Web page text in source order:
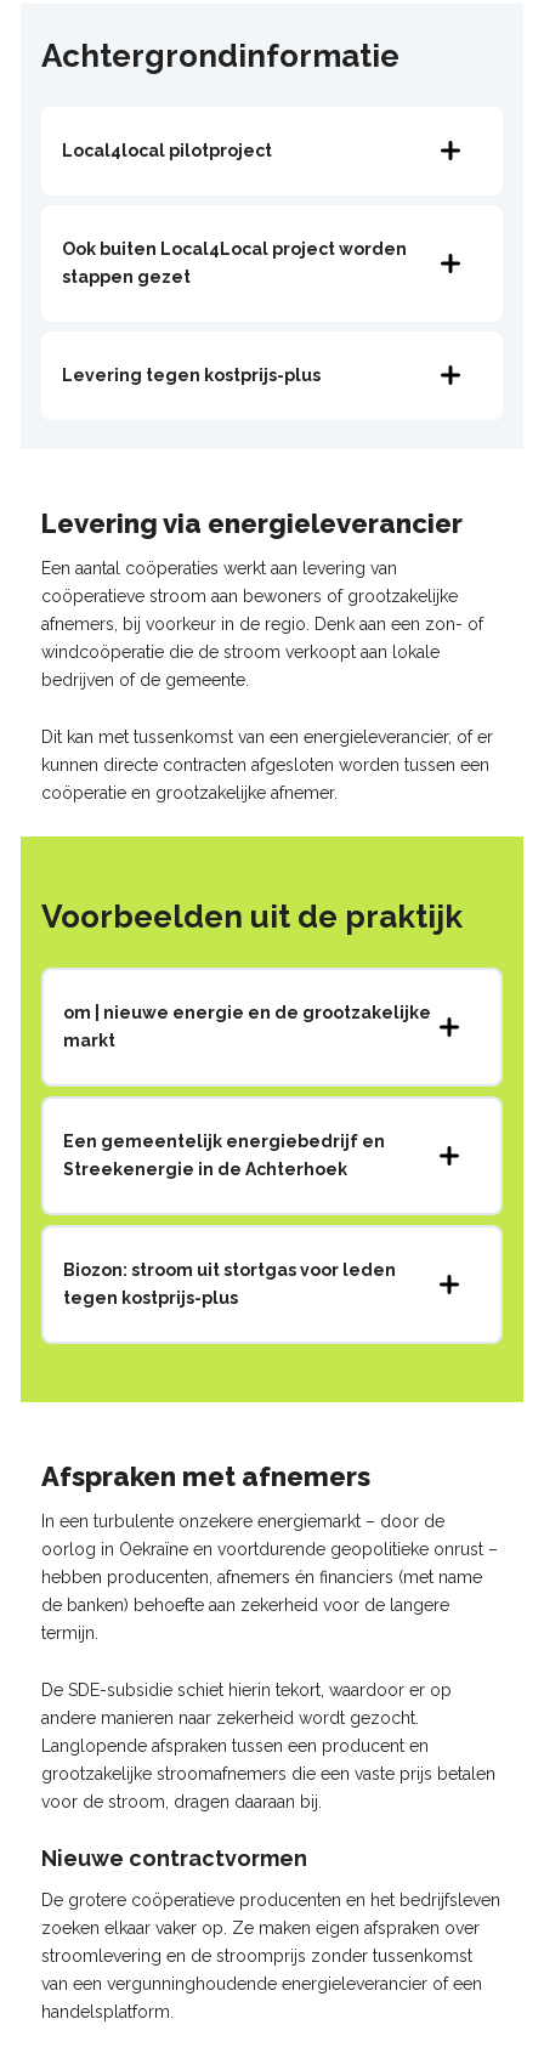
Achtergrondinformatie
Local4local pilotproject
Ook buiten Local4Local project worden
stappen gezet
Levering tegen kostprijs-plus
Levering via energieleverancier
Een aantal coöperaties werkt aan levering van
coöperatieve stroom aan bewoners of grootzakelijke
afnemers, bij voorkeur in de regio. Denk aan een zon- of
windcoöperatie die de stroom verkoopt aan lokale
bedrijven of de gemeente.
Dit kan met tussenkomst van een energieleverancier, of er
kunnen directe contracten afgesloten worden tussen een
coöperatie en grootzakelijke afnemer.
Voorbeelden uit de praktijk
om | nieuwe energie en de grootzakelijke
markt
Een gemeentelijk energiebedrijf en
Streekenergie in de Achterhoek
Biozon: stroom uit stortgas voor leden
tegen kostprijs-plus
Afspraken met afnemers
In een turbulente onzekere energiemarkt – door de
oorlog in Oekraïne en voortdurende geopolitieke onrust –
hebben producenten, afnemers én financiers (met name
de banken) behoefte aan zekerheid voor de langere
termijn.
De SDE-subsidie schiet hierin tekort, waardoor er op
andere manieren naar zekerheid wordt gezocht.
Langlopende afspraken tussen een producent en
grootzakelijke stroomafnemers die een vaste prijs betalen
voor de stroom, dragen daaraan bij.
Nieuwe contractvormen
De grotere coöperatieve producenten en het bedrijfsleven
zoeken elkaar vaker op. Ze maken eigen afspraken over
stroomlevering en de stroomprijs zonder tussenkomst
van een vergunninghoudende energieleverancier of een
handelsplatform.